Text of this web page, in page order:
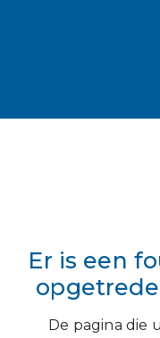
Er is een
De pagina die u